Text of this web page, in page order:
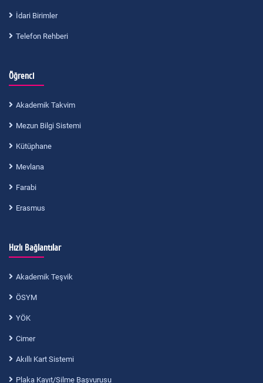
İdari Birimler
Telefon Rehberi
Öğrenci
Akademik Takvim
Mezun Bilgi Sistemi
Kütüphane
Mevlana
Farabi
Erasmus
Hızlı Bağlantılar
Akademik Teşvik
ÖSYM
YÖK
Cimer
Akıllı Kart Sistemi
Plaka Kayıt/Silme Başvurusu